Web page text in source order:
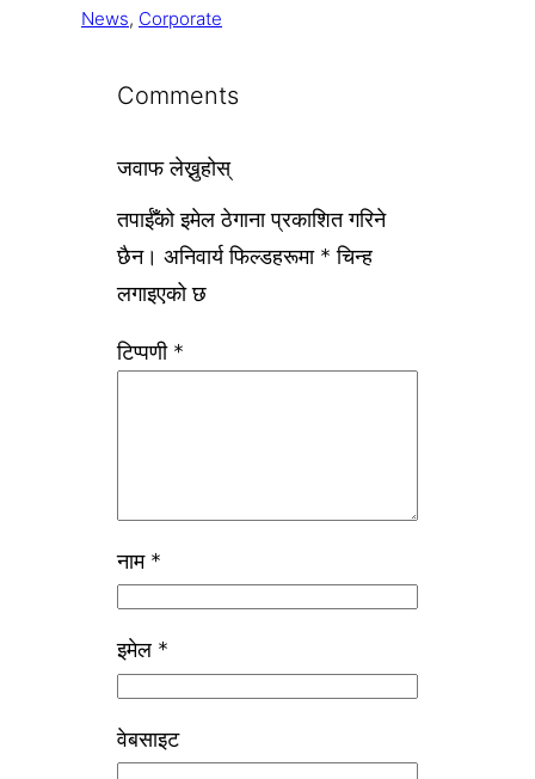
News, Corporate
Comments
जवाफ लेख्नुहोस्
तपाईँको इमेल ठेगाना प्रकाशित गरिने
छैन। अनिवार्य फिल्डहरूमा * चिन्ह
लगाइएको छ
टिप्पणी *
नाम *
इमेल *
वेबसाइट